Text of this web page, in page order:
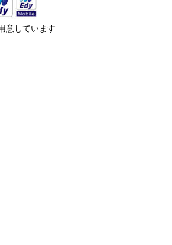
意しています